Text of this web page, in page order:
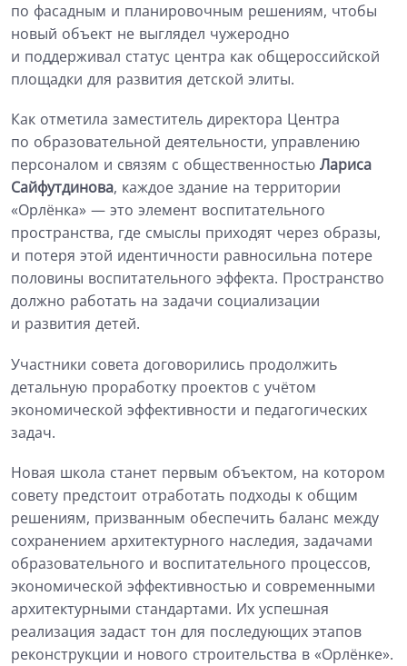
по фасадным и планировочным решениям, чтобы
новый объект не выглядел чужеродно
и поддерживал статус центра как общероссийской
площадки для развития детской элиты.
Как отметила заместитель директора Центра
по образовательной деятельности, управлению
персоналом и связям с общественностью Лариса
Сайфутдинова, каждое здание на территории
«Орлёнка» — это элемент воспитательного
пространства, где смыслы приходят через образы,
и потеря этой идентичности равносильна потере
половины воспитательного эффекта. Пространство
должно работать на задачи социализации
и развития детей.
Участники совета договорились продолжить
детальную проработку проектов с учётом
экономической эффективности и педагогических
задач.
Новая школа станет первым объектом, на котором
совету предстоит отработать подходы к общим
решениям, призванным обеспечить баланс между
сохранением архитектурного наследия, задачами
образовательного и воспитательного процессов,
экономической эффективностью и современными
архитектурными стандартами. Их успешная
реализация задаст тон для последующих этапов
реконструкции и нового строительства в «Орлёнке».